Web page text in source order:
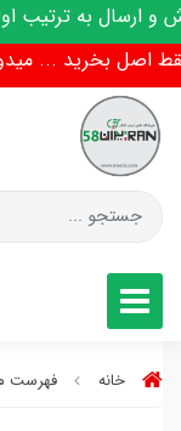
به ترتیب
... میدونستید گارانتی 18 ماهه ما
خانه فهرست